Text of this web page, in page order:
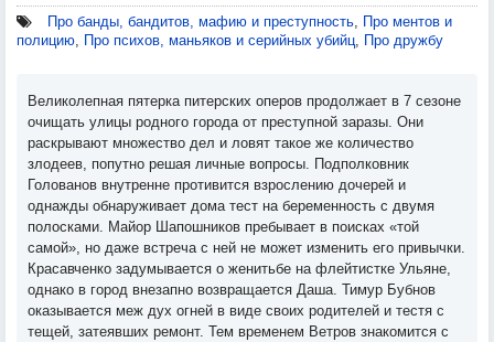
Про банды, бандитов, мафию и преступность, Про ментов и
полицию, Про психов, маньяков и серийных убийц, Про дружбу
Великолепная пятерка питерских оперов продолжает в 7 сезоне
очищать улицы родного города от преступной заразы. Они
раскрывают множество дел и ловят такое же количество
злодеев, попутно решая личные вопросы. Подполковник
Голованов внутренне противится взрослению дочерей и
однажды обнаруживает дома тест на беременность с двумя
полосками. Майор Шапошников пребывает в поисках «той
самой», но даже встреча с ней не может изменить его привычки.
Красавченко задумывается о женитьбе на флейтистке Ульяне,
однако в город внезапно возвращается Даша. Тимур Бубнов
оказывается меж дух огней в виде своих родителей и тестя с
тещей, затеявших ремонт. Тем временем Ветров знакомится с